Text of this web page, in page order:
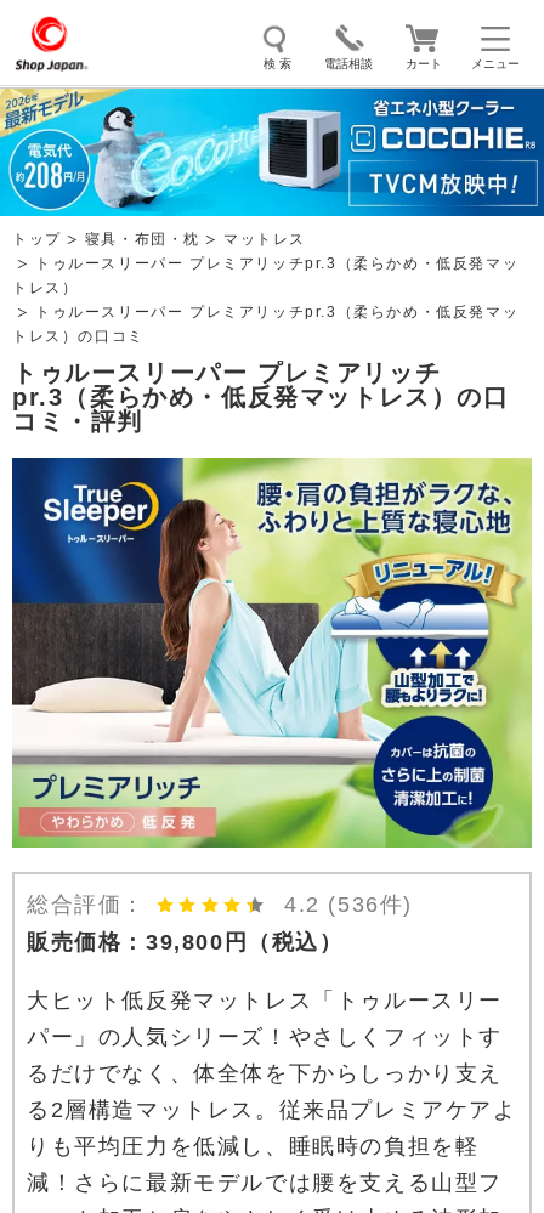
メニュー
検 索 電話相談 カート
トゥルースリーパー ソイリッチ ここひえ 枕
掃除機 クッキングプロ マイキュット
エアコン オーラルスマイル
トップ 寝具・布団・枕
マットレス
トゥルースリーパー プレミアリッチpr.3（柔らかめ・低反発マッ
トレス）
トゥルースリーパー プレミアリッチpr.3（柔らかめ・低反発マッ
トレス）の口コミ
トゥルースリーパー プレミアリッチ
pr.3（柔らかめ・低反発マットレス）の口
コミ・評判
総合評価： 4.2 (536件)
販売価格： 39,800 円 （税込）
大ヒット低反発マットレス「トゥルースリー
パー」の人気シリーズ！やさしくフィットす
るだけでなく、体全体を下からしっかり支え
る2層構造マットレス。従来品プレミアケアよ
りも平均圧力を低減し、睡眠時の負担を軽
減！さらに最新モデルでは腰を支える山型フ